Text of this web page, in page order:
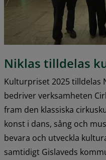
Niklas tilldelas
Kulturpriset 2025 tilldelas
bedriver verksamheten
fram den klassiska
konst i dans, sång och
bevara och utveckla
samtidigt Gislaveds